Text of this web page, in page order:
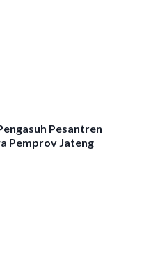
Pesantren
Pemprov Jateng